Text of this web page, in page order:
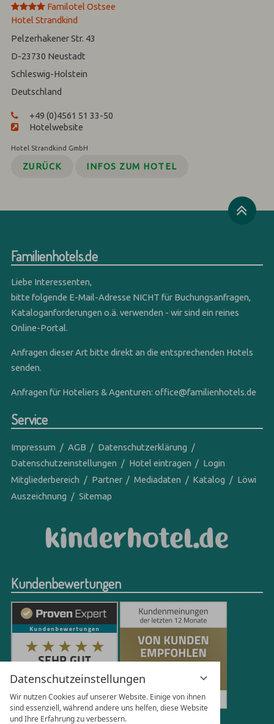
Datenschutzeinstellungen
Wir nutzen Cookies auf unserer Website. Einige von ihnen
sind essenziell, während andere uns helfen, diese Website
und Ihre Erfahrung zu verbessern.
****
Familotel Ostsee
Hotel Strandkind
Pelzerhakener Str. 43
D-23730 Neustadt
Schleswig-Holstein
Deutschland
+49 (0)4561 51 33-50
Hotelwebsite
Hotel Strandkind GmbH
ZURÜCK INFOS ZUM HOTEL
Familienhotels.de
Liebe Interessenten,
bitte folgende E-Mail-Adresse NICHT für Buchungsanfragen,
Kataloganforderungen o.ä. verwenden - wir sind ein reines
Online-Portal.
Anfragen dieser Art bitte direkt an die entsprechenden Hotels
senden.
Anfragen für Hoteliers & Agenturen:office@familienhotels.de
Service
Impressum AGB
Datenschutzerklärung
Datenschutzeinstellungen
Hotel eintragen
Login
Mitgliederbereich
Partner Mediadaten Katalog
Löwi
Auszeichnung
Sitemap
Kundenbewertungen